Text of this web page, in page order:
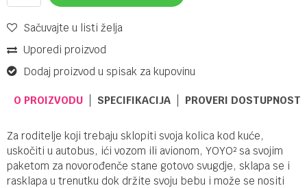
Sačuvajte u listi želja
Uporedi proizvod
Dodaj proizvod u spisak za kupovinu
O PROIZVODU SPECIFIKACIJA PROVERI DOSTUPNOST
Za roditelje koji trebaju sklopiti svoja kolica kod kuće,
uskočiti u autobus, ići vozom ili avionom, YOYO² sa svojim
paketom za novorođenče stane gotovo svugdje, sklapa se i
rasklapa u trenutku dok držite svoju bebu i može se nositi